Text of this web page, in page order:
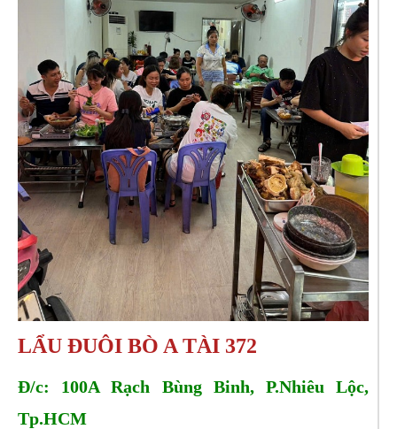
LẨU ĐUÔI BÒ A TÀI 372
Đ/c: 100A Rạch Bùng Binh, P.Nhiêu Lộc,
Tp.HCM